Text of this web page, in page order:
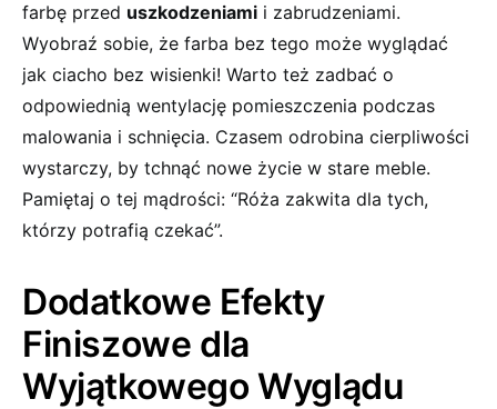
farbę przed uszkodzeniami i zabrudzeniami.
Wyobraź sobie, że farba bez⁣ tego może wyglądać
jak ciacho bez wisienki! Warto też zadbać o
odpowiednią wentylację pomieszczenia podczas
malowania i schnięcia. Czasem odrobina cierpliwości
wystarczy,⁤ by tchnąć nowe życie w stare meble.
Pamiętaj o tej mądrości: “Róża zakwita⁢ dla tych,
którzy potrafią czekać”.
Dodatkowe Efekty
Finiszowe dla
Wyjątkowego Wyglądu